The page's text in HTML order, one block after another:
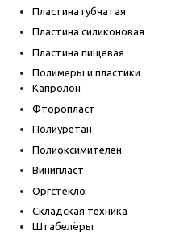
Пластина губчатая
Пластина силиконовая
Пластина пищевая
Полимеры и пластики
Капролон
Фторопласт
Полиуретан
Полиоксимителен
Винипласт
Оргстекло
Складская техника
Штабелёры